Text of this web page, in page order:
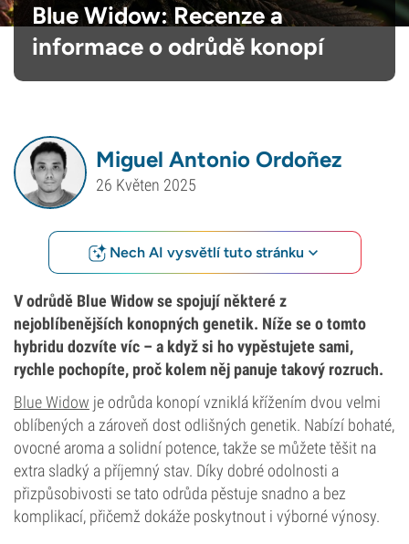
Blue Widow: Recenze a
informace o odrůdě konopí
Miguel Antonio Ordoñez
26 Květen 2025
Nech AI vysvětlí tuto stránku
V odrůdě Blue Widow se spojují některé z
nejoblíbenějších konopných genetik. Níže se o tomto
hybridu dozvíte víc – a když si ho vypěstujete sami,
rychle pochopíte, proč kolem něj panuje takový rozruch.
Blue Widow je odrůda konopí vzniklá křížením dvou velmi
oblíbených a zároveň dost odlišných genetik. Nabízí bohaté,
ovocné aroma a solidní potence, takže se můžete těšit na
extra sladký a příjemný stav. Díky dobré odolnosti a
přizpůsobivosti se tato odrůda pěstuje snadno a bez
komplikací, přičemž dokáže poskytnout i výborné výnosy.